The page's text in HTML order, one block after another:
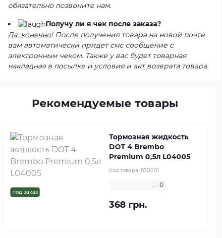
обязательно позвоните нам.
Получу ли я чек после заказа?
Да, конечно! После получения товара на новой почте
вам автоматически придет смс сообщение с
электронным чеком. Также у вас будет товарная
накладная в посылке и условия и акт возврата товара.
Рекомендуемые товары
под заказ
Тормозная жидкость
DOT 4 Brembo
Premium 0,5л L04005
Код товара: 830001
0
368 грн.